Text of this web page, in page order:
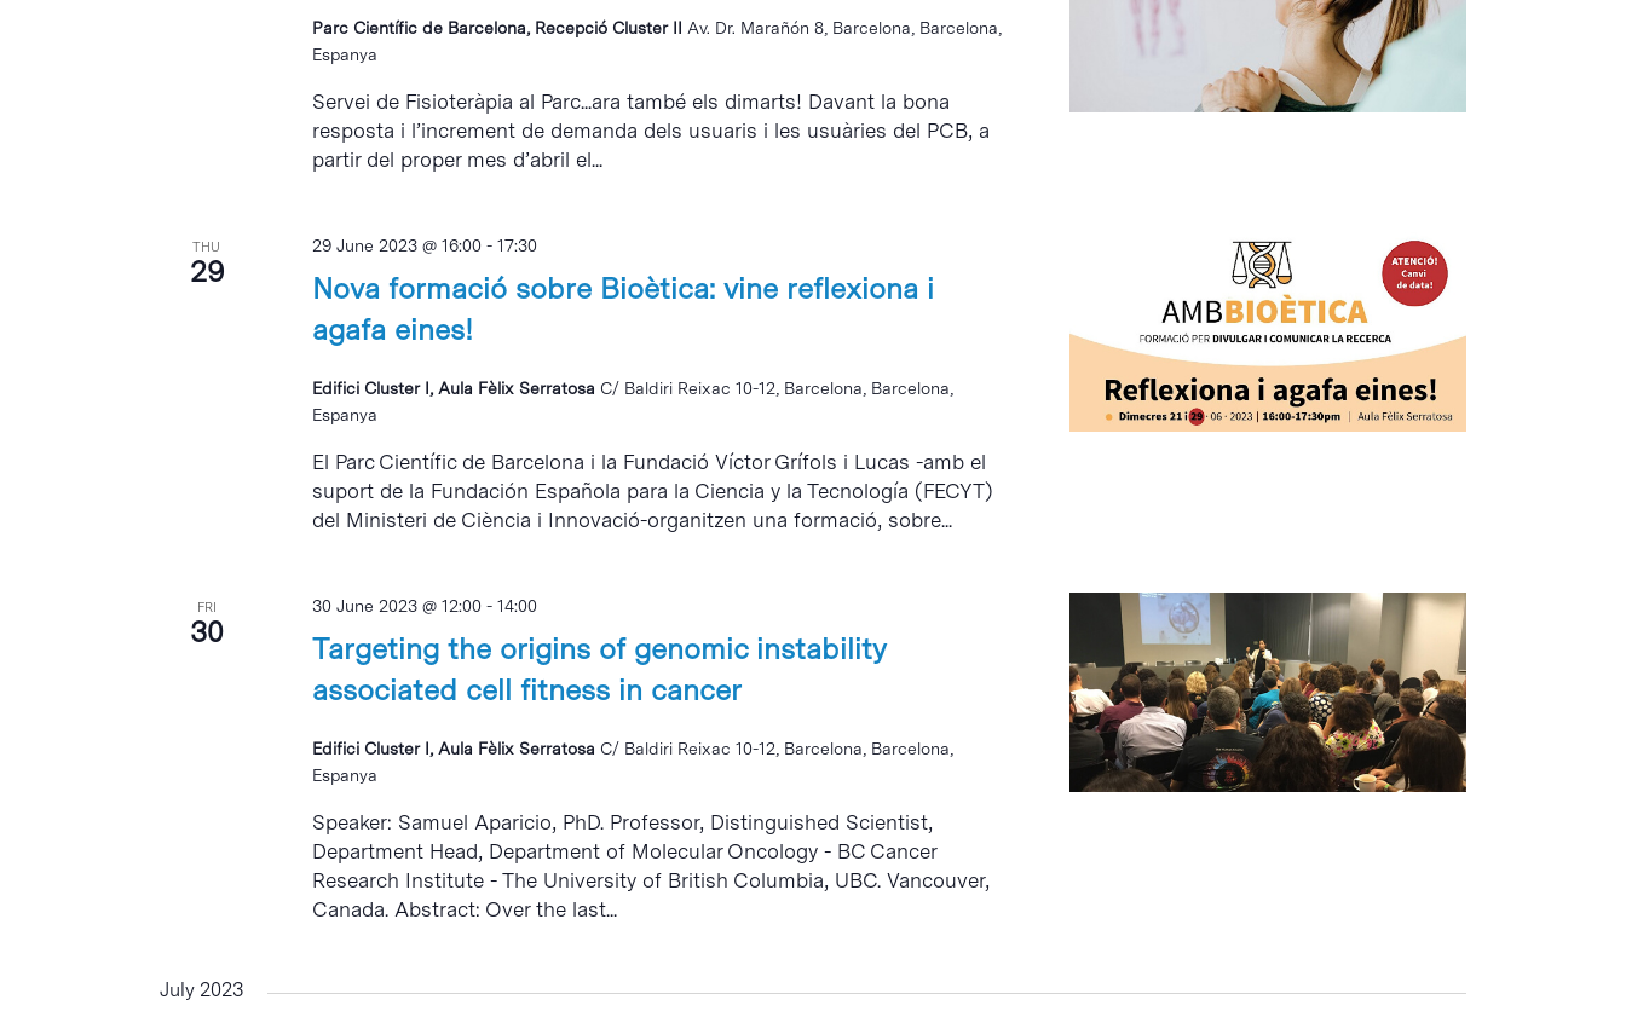
Parc Científic de Barcelona, Recepció Cluster II Av. Dr. Marañón 8, Barcelona, Barcelona,
Espanya
Servei de Fisioteràpia al Parc...ara també els dimarts! Davant la bona
resposta i l’increment de demanda dels usuaris i les usuàries del PCB, a
partir del proper mes d’abril el...
THU
29
Nova formació sobre Bioètica: vine reflexiona i
agafa eines!
29 June 2023 @ 16:00- 17:30
Edifici Cluster I, Aula Fèlix Serratosa C/ Baldiri Reixac 10-12, Barcelona, Barcelona,
Espanya
El Parc Científic de Barcelona i la Fundació Víctor Grífols i Lucas -amb el
suport de la Fundación Española para la Ciencia y la Tecnología (FECYT)
del Ministeri de Ciència i Innovació-organitzen una formació, sobre...
FRI
30
Targeting the origins of genomic instability
associated cell fitness in cancer
30 June 2023 @ 12:00- 14:00
Edifici Cluster I, Aula Fèlix Serratosa C/ Baldiri Reixac 10-12, Barcelona, Barcelona,
Espanya
Speaker: Samuel Aparicio, PhD. Professor, Distinguished Scientist,
Department Head, Department of Molecular Oncology - BC Cancer
Research Institute - The University of British Columbia, UBC. Vancouver,
Canada. Abstract: Over the last...
July 2023